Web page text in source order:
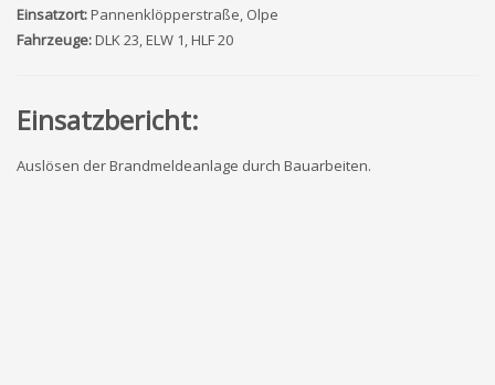
Einsatzort:Pannenklöpperstraße, Olpe
Fahrzeuge:DLK 23, ELW 1, HLF 20
Einsatzbericht:
Auslösen der Brandmeldeanlage durch Bauarbeiten.